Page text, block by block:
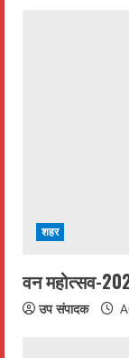
शहर
वन महोत्सव-
उप संपादक